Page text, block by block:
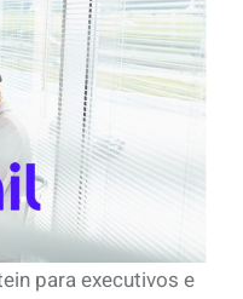
para executivos e